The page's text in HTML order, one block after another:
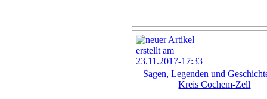
Sagen, Legenden und
Kreis Cochem-Zell